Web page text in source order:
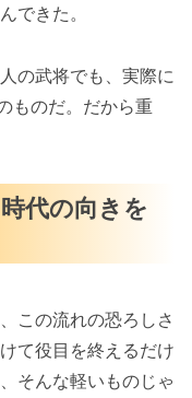
できた。
の武将でも、実際に
ものだ。だから重
代の向きを
この流れの恐ろしさ
て役目を終えるだけ
そんな軽いものじゃ